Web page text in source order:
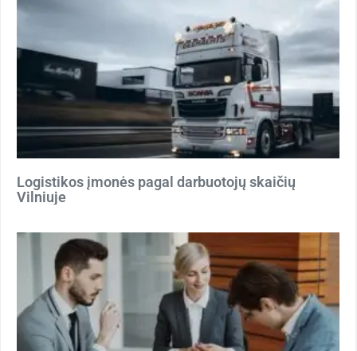
Logistikos įmonės pagal darbuotojų skaičių
Vilniuje